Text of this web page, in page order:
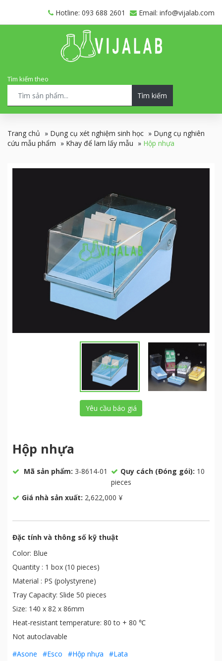
Hotline: 093 688 2601 Email: info@vijalab.com
Tìm kiếm theo
Tìm kiếm
Trang chủ » Dụng cụ xét nghiệm sinh học » Dụng cụ nghiên
cứu mẫu phẩm » Khay để lam lấy mẫu » Hộp nhựa
Yêu cầu báo giá
Hộp nhựa
Mã sản phẩm: 3-8614-01 Quy cách (Đóng gói): 10
pieces
Giá nhà sản xuất: 2,622,000 ¥
Đặc tính và thông số kỹ thuật
Color: Blue
Quantity : 1 box (10 pieces)
Material : PS (polystyrene)
Tray Capacity: Slide 50 pieces
Size: 140 x 82 x 86mm
Heat-resistant temperature: 80 to + 80 ℃
Not autoclavable
#Asone
#Esco #Hộp nhựa
#Lata